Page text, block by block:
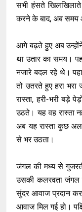
सभी हंसते
करने के बाद, अब समय
आगे बढ़ते हुए अब उन्होंने
था उतार का समय।
नजारे बदल रहे थे।
तो उतरते हुए हरा
रास्ता, हरी-भरी बड़े
उठते। यह वह रास्ता
अब यह रास्ता कुछ
से भर उठता।
जंगल की मध्य से
उसकी कलरवता जंगल
सुंदर आवाज प्रदान
आवाज मिल गई हो।